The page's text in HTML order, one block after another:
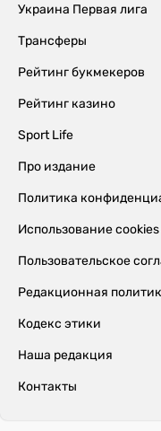
Украина Первая лига
Трансферы
Рейтинг букмекеров
Рейтинг казино
Sport Life
Про издание
Политика
Использование cookies
Пользовательское
Редакционная
Кодекс этики
Наша редакция
Контакты